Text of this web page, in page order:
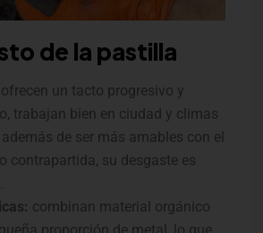
de la pastilla
: ofrecen un tacto progresivo y
trabajan bien en ciudad y climas
de ser más amables con el
contrapartida, su desgaste es
combinan material orgánico